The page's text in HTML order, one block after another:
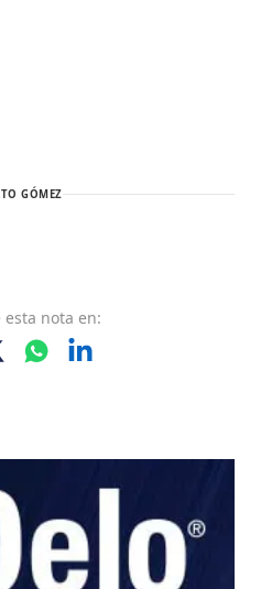
GÓMEZ
esta nota en: